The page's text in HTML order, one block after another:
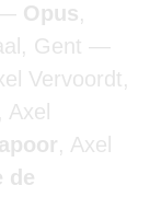
Opus,
Gent
Vervoordt,
, Axel
, Axel
de